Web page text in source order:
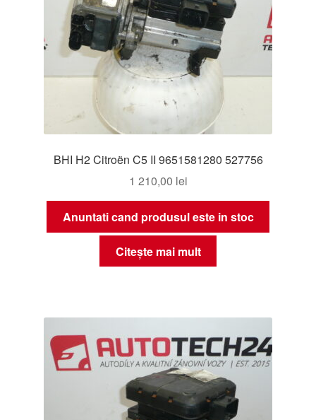
BHI H2 Citroën C5 II 9651581280 527756
1 210,00 lei
Anuntati cand produsul este in stoc
Citește mai mult